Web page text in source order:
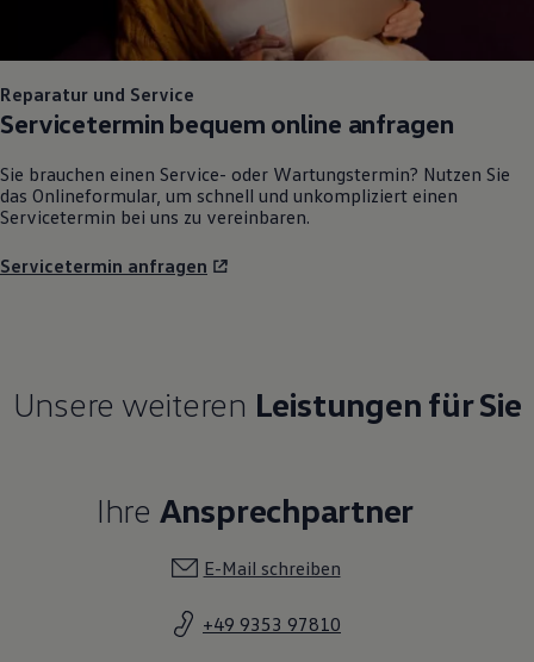
Reparatur und Service
Servicetermin bequem online anfragen
Sie brauchen einen Service- oder Wartungstermin? Nutzen Sie
das Onlineformular, um schnell und unkompliziert einen
Servicetermin bei uns zu vereinbaren.
Servicetermin anfragen
Unsere weiteren Leistungen für Sie
Ihre Ansprechpartner
E-Mail schreiben
+49 9353 97810